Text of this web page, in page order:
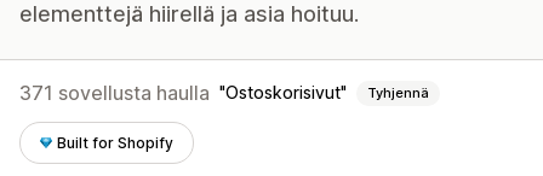
elementtejä hiirellä ja asia hoituu.
371 sovellusta haulla Ostoskorisivut Tyhjennä
Built for Shopify